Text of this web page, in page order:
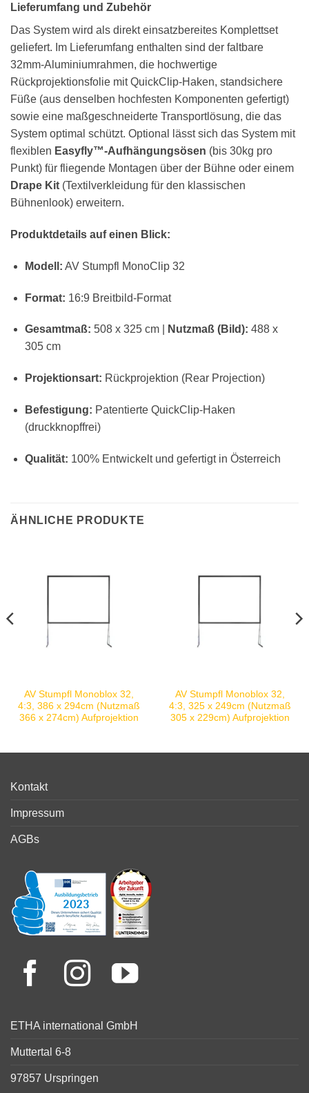
Lieferumfang und Zubehör
Das System wird als direkt einsatzbereites Komplettset
geliefert. Im Lieferumfang enthalten sind der faltbare
32mm-Aluminiumrahmen, die hochwertige
Rückprojektionsfolie mit QuickClip-Haken, standsichere
Füße (aus denselben hochfesten Komponenten gefertigt)
sowie eine maßgeschneiderte Transportlösung, die das
System optimal schützt. Optional lässt sich das System mit
flexiblen Easyfly™-Aufhängungsösen (bis 30kg pro
Punkt) für fliegende Montagen über der Bühne oder einem
Drape Kit (Textilverkleidung für den klassischen
Bühnenlook) erweitern.
Produktdetails auf einen Blick:
Modell: AV Stumpfl MonoClip 32
Format: 16:9 Breitbild-Format
Gesamtmaß: 508 x 325 cm | Nutzmaß (Bild): 488 x
305 cm
Projektionsart: Rückprojektion (Rear Projection)
Befestigung: Patentierte QuickClip-Haken
(druckknopffrei)
Qualität: 100% Entwickelt und gefertigt in Österreich
ÄHNLICHE PRODUKTE
AV Stumpfl Monoblox 32,
4:3, 386 x 294cm (Nutzmaß
366 x 274cm) Aufprojektion
AV Stumpfl Monoblox 32,
4:3, 325 x 249cm (Nutzmaß
305 x 229cm) Aufprojektion
Kontakt
Impressum
AGBs
ETHA international GmbH
Muttertal 6-8
97857 Urspringen